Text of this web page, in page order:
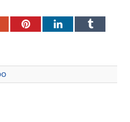
PinterestLinkedInTumblr